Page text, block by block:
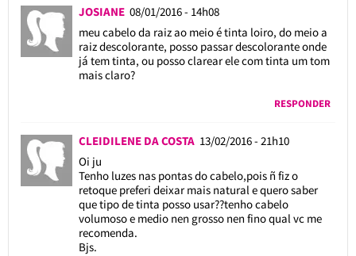
JOSIANE 08/01/2016 - 14h08
meu cabelo da raiz ao meio é tinta loiro, do meio a
raiz descolorante, posso passar descolorante onde
já tem tinta, ou posso clarear ele com tinta um tom
mais claro?
RESPONDER
CLEIDILENE DA COSTA 13/02/2016 - 21h10
Oi ju
Tenho luzes nas pontas do cabelo,pois ñ fiz o
retoque preferi deixar mais natural e quero saber
que tipo de tinta posso usar??tenho cabelo
volumoso e medio nen grosso nen fino qual vc me
recomenda.
Bjs.